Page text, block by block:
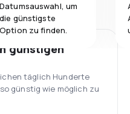
Datumsauswahl, um
die günstigste
Option zu finden.
günstigen
täglich Hunderte
günstig wie möglich zu